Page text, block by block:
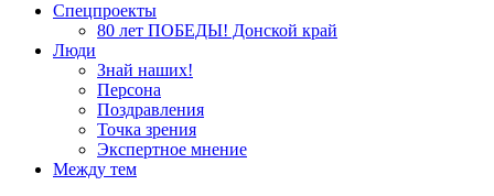
Спецпроекты
80 лет ПОБЕДЫ! Донской край
Люди
Знай наших!
Персона
Поздравления
Точка зрения
Экспертное мнение
Между тем